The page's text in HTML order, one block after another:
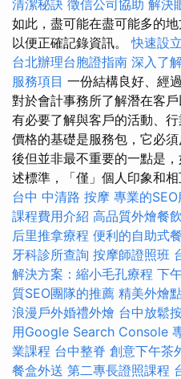
清潔秘訣 徵信公司協助 解決
如此，盡可能在盡可能多的
以便正確記錄資訊。快速設
台北辦理台胞證指南 深入了
服務項目 一份結構良好、經
對於會計事務所了解潛在客戶
有必要了解與客戶的活動、
價格的基礎是服務包，它必
後但並非最不重要的一點是
述標準，「僅」個人印象和
台中 中清路 按摩 專業的SEO
課程費用介紹 高品質外燴餐
后里推拿療程 便利的自助式
牙科診所查詢 按摩師證照班
解決方案：縮小毛孔療程 下
質SEO團隊的推薦 精美外燴
浪漫戶外婚禮外燴 台中放鬆
用Google Search Console
業課程 台中整脊 創意下午茶
餐盒外送 第二專長證照課程